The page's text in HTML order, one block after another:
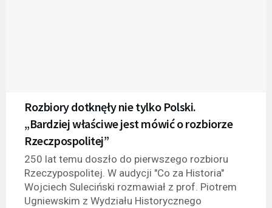
Rozbiory dotknęły nie tylko Polski.
„Bardziej właściwe jest mówić o rozbiorze
Rzeczpospolitej”
250 lat temu doszło do pierwszego rozbioru
Rzeczypospolitej. W audycji "Co za Historia"
Wojciech Suleciński rozmawiał z prof. Piotrem
Ugniewskim z Wydziału Historycznego